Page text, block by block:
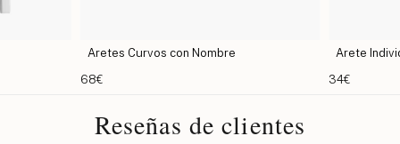
Aretes Curvos con Nombre
68€
Arete
34€
Reseñas de clientes